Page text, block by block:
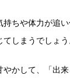
持ちや体力が追
しまうでしょう
やかして、「出